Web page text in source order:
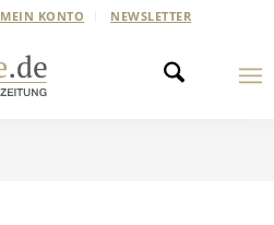
MEIN KONTO NEWSLETTER